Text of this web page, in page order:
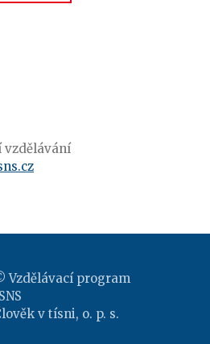
vzdělávání
Vzdělávací program
v tísni, o. p. s.